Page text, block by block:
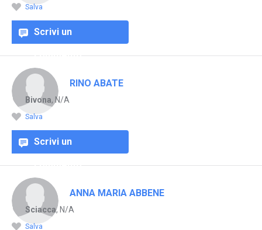
Salva
Scrivi un
commento
RINO ABATE
Bivona, N/A
Salva
Scrivi un
commento
ANNA MARIA ABBENE
Sciacca, N/A
Salva